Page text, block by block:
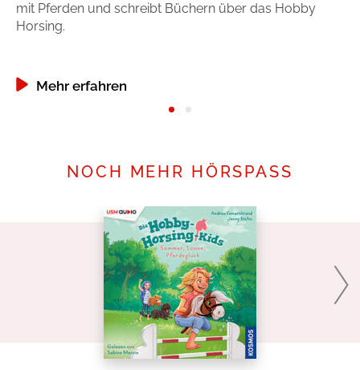
mit Pferden und schreibt Büchern über das Hobby
Horsing.
Mehr erfahren
NOCH MEHR HÖRSPASS